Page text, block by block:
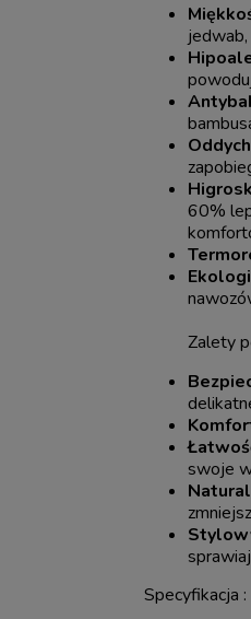
60%
Zalety
swoje
Specyfikacja :